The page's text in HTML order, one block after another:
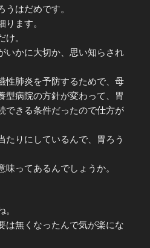
うはだめです。
ます。
。
いかに大切か、思い知らされ
性肺炎を予防するためで、母
型病院の方針が変わって、胃
できる条件だったので仕方が
たりにしているんで、胃ろう
ってあるんでしょうか。
は無くなったんで気が楽にな